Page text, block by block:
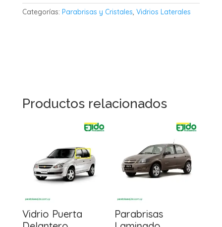
Categorías: Parabrisas y Cristales, Vidrios Laterales
Productos relacionados
Vidrio Puerta
Parabrisas